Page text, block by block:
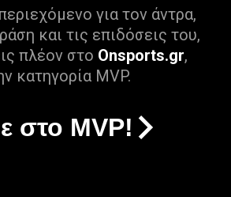
για τον άντρα,
και τις επιδόσεις του,
πλέον στο Onsports.gr,
κατηγορία MVP.
στο MVP!